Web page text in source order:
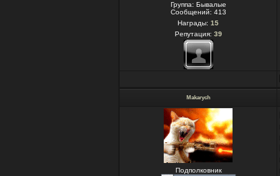
Группа: Бывалые
Сообщений: 413
Награды: 15
Репутация: 39
Makarych
Подполковник